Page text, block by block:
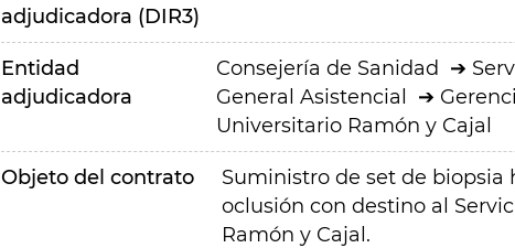
adjudicadora (DIR3)
Entidad
adjudicadora
Consejería de Sanidad
General Asistencial
Universitario Ramón y Cajal
Objeto del contrato
Suministro de set de
oclusión con destino al
Ramón y Cajal.